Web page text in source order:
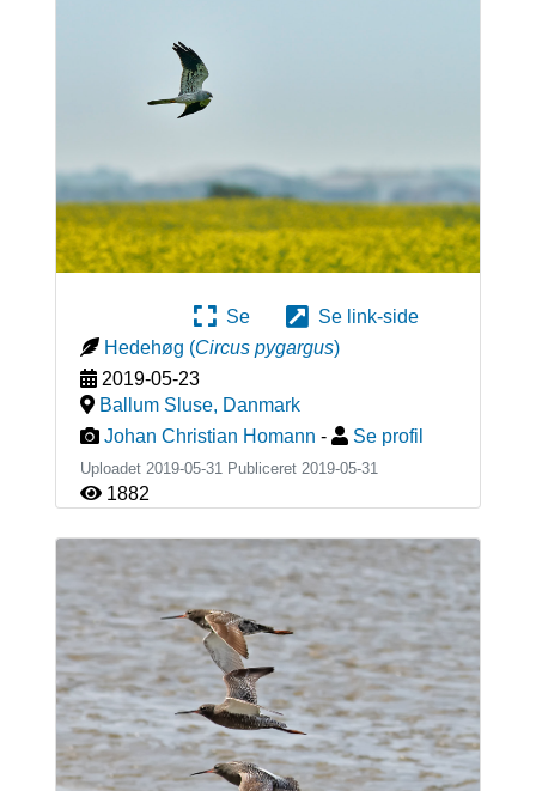
Se
Se link-side
Hedehøg (Circus pygargus)
2019-05-23
Ballum Sluse, Danmark
Johan Christian Homann - Se profil
Uploadet 2019-05-31 Publiceret 2019-05-31
1882